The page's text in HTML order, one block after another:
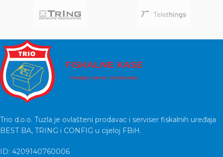
Trio d.o.o. Tuzla je ovlašteni prodavac i serviser fiskalnih uređaja
BEST BA, TRING i CONFIG u cijeloj FBiH.
ID: 4209140760006